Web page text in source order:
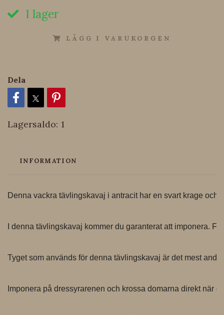
I lager
LÄGG I VARUKORGEN
Dela
Lagersaldo: 1
INFORMATION
Denna vackra tävlingskavaj i antracit har en svart krage
I denna tävlingskavaj kommer du garanterat att imponera.
Imponera på dressyrarenen och krossa domarna direkt när